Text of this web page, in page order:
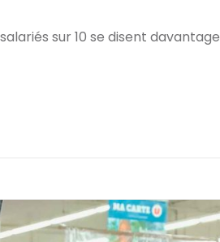
sur 10 se disent davantage